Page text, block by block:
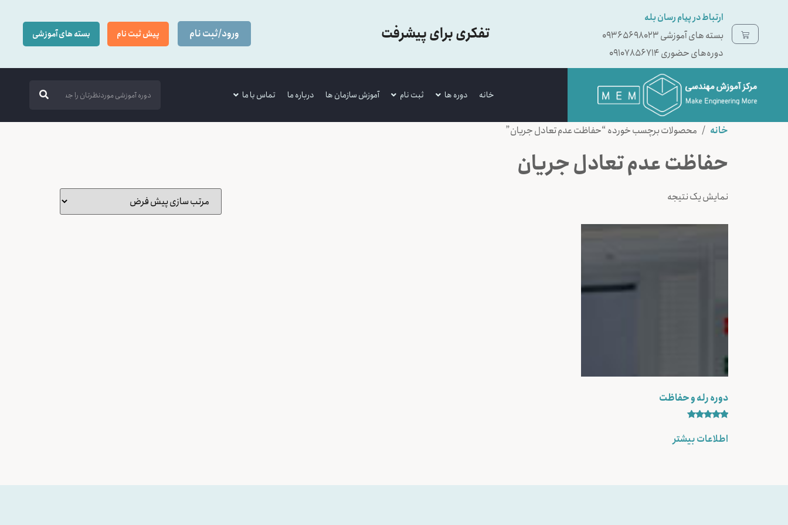
ارتباط در پیام رسان بله
بسته ‌های آموزشی 09365698023
دوره‌های حضوری 09107856714
تفکری برای پیشرفت ورود/ثبت نام پیش ثبت نام بسته های آموزشی
خانه دوره ها ثبت نام آموزش سازمان ها درباره ما تماس با ما
خانه / محصولات برچسب خورده “حفاظت عدم تعادل جریان”
حفاظت عدم تعادل جریان
نمایش یک نتیجه
دوره رله و حفاظت
5.00
از 5
اطلاعات بیشتر